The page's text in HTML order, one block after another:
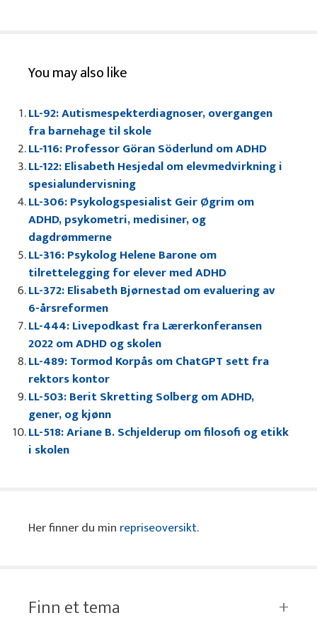
You may also like
LL-92: Autismespekterdiagnoser, overgangen
fra barnehage til skole
LL-116: Professor Göran Söderlund om ADHD
LL-122: Elisabeth Hesjedal om elevmedvirkning i
spesialundervisning
LL-306: Psykologspesialist Geir Øgrim om
ADHD, psykometri, medisiner, og
dagdrømmerne
LL-316: Psykolog Helene Barone om
tilrettelegging for elever med ADHD
LL-372: Elisabeth Bjørnestad om evaluering av
6-årsreformen
LL-444: Livepodkast fra Lærerkonferansen
2022 om ADHD og skolen
LL-489: Tormod Korpås om ChatGPT sett fra
rektors kontor
LL-503: Berit Skretting Solberg om ADHD,
gener, og kjønn
LL-518: Ariane B. Schjelderup om filosofi og etikk
i skolen
Her finner du min repriseoversikt.
Finn et tema